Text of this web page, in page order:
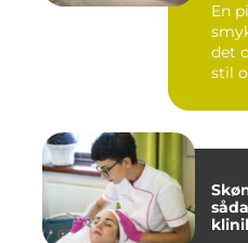
En
det
stil